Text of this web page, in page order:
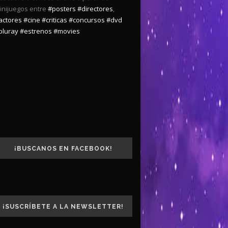
entre #posters #directores,
#cine #criticas #concursos #dvd
#estrenos #movies
¡BUSCANOS EN FACEBOOK!
¡SUSCRÍBETE A LA NEWSLETTER!